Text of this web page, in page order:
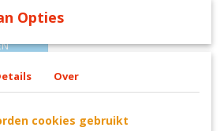
Opties
Over
cookies gebruikt